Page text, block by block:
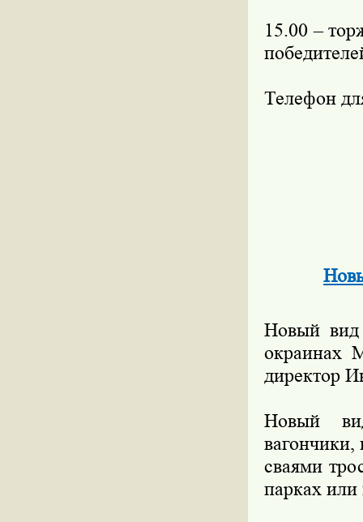
15.00 –
Телефон
Новый вид
окраинах
директор
Новый
сваями
парках или